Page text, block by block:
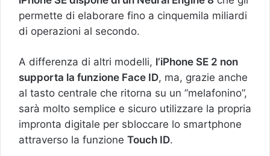
permette di elaborare fino a cinquemila miliardi
di operazioni al secondo.
A differenza di altri modelli, l’iPhone SE 2 non
supporta la funzione Face ID, ma, grazie anche
al tasto centrale che ritorna su un ”melafonino”,
sarà molto semplice e sicuro utilizzare la propria
impronta digitale per sbloccare lo smartphone
attraverso la funzione Touch ID.